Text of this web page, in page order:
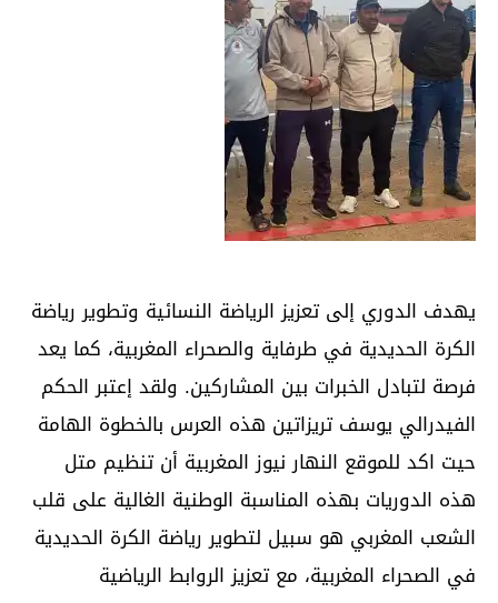
يهدف الدوري إلى تعزيز الرياضة النسائية وتطوير رياضة
الكرة الحديدية في طرفاية والصحراء المغربية، كما يعد
فرصة لتبادل الخبرات بين المشاركين. ولقد إعتبر الحكم
الفيدرالي يوسف تريزاتين هذه العرس بالخطوة الهامة
حيت اكد للموقع النهار نيوز المغربية أن تنظيم متل
هذه الدوريات بهذه المناسبة الوطنية الغالية على قلب
الشعب المغربي هو سبيل لتطوير رياضة الكرة الحديدية
في الصحراء المغربية، مع تعزيز الروابط الرياضية